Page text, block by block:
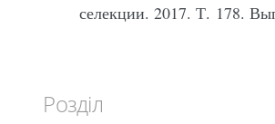
селекции. 2017. Т. 178.
Розділ